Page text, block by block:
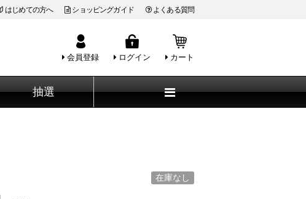
はじめての方へ ショッピングガイド よくある質問
会員登録 ログイン カート
抽選
在庫なし